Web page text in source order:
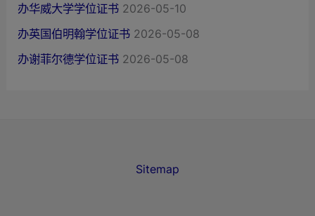
办华威大学学位证书 2026-05-10
办英国伯明翰学位证书 2026-05-08
办谢菲尔德学位证书 2026-05-08
Sitemap